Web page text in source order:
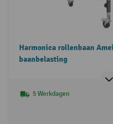
Harmonica rollenbaan
baanbelasting
5 Werkdagen